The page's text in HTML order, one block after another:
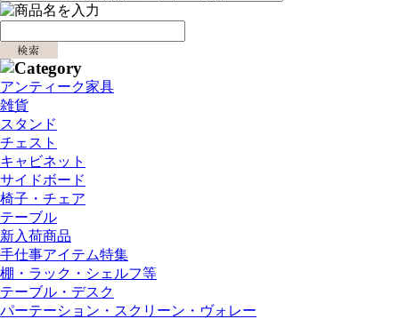
アンティーク家具
雑貨
スタンド
チェスト
キャビネット
サイドボード
椅子・チェア
テーブル
新入荷商品
手仕事アイテム特集
棚・ラック・シェルフ等
テーブル・デスク
パーテーション・スクリーン・ヴォレー